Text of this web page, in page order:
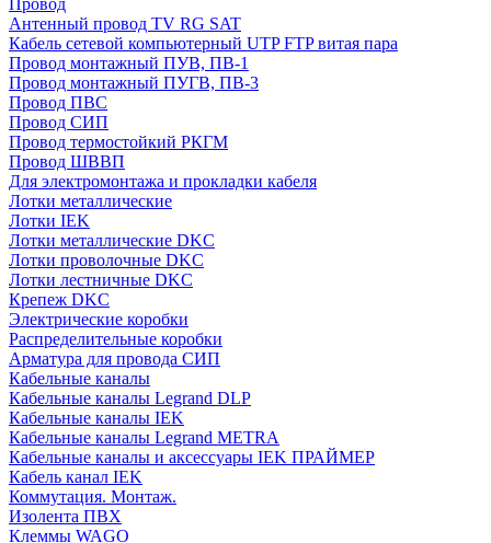
Антенный провод TV RG SAT
Кабель сетевой компьютерный UTP FTP витая пара
Провод монтажный ПУВ, ПВ-1
Провод монтажный ПУГВ, ПВ-3
Провод ПВС
Провод СИП
Провод термостойкий РКГМ
Провод ШВВП
Для электромонтажа и прокладки кабеля
Лотки металлические
Лотки IEK
Лотки металлические DKC
Лотки проволочные DKC
Лотки лестничные DKC
Крепеж DKC
Электрические коробки
Распределительные коробки
Арматура для провода СИП
Кабельные каналы
Кабельные каналы Legrand DLP
Кабельные каналы IEK
Кабельные каналы Legrand METRA
Кабельные каналы и аксессуары IEK ПРАЙМЕР
Кабель канал IEK
Коммутация. Монтаж.
Изолента ПВХ
Клеммы WAGO